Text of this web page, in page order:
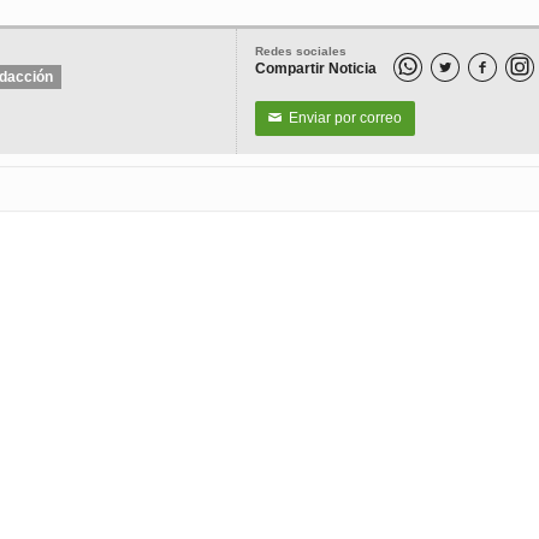
Redes sociales
Compartir Noticia  
✉ Enviar por correo